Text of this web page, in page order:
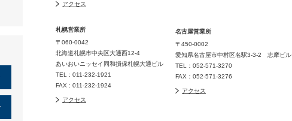
アクセス
札幌営業所
〒060-0042
北海道札幌市中央区大通西12-4
あいおいニッセイ同和損保札幌大通ビル
TEL : 011-232-1921
FAX : 011-232-1924
アクセス
名古屋営業所
〒450-0002
愛知県名古屋市中村区名駅3-3-2 志摩ビル
TEL：052-571-3270
FAX：052-571-3276
アクセス